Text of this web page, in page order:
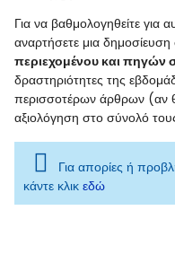
Για να βαθμολογηθείτε για
αναρτήσετε μια
περιεχομένου και πηγών
δραστηριότητες της
περισσοτέρων άρθρων (αν
αξιολόγηση στο σύνολό
Για απορίες ή
κάντε κλικ εδώ